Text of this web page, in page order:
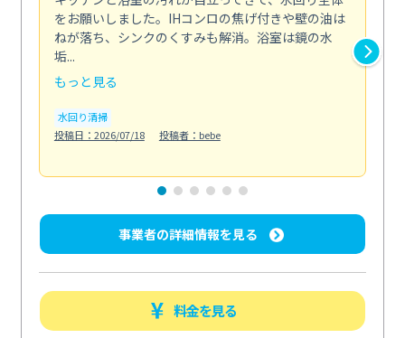
をお願いしました。IHコンロの焦げ付きや壁の油は
ねが落ち、シンクのくすみも解消。浴室は鏡の水
垢...
もっと見る
水回り清掃
投稿日：2026/07/18
投稿者：bebe
事業者の詳細情報を見る
料金を見る